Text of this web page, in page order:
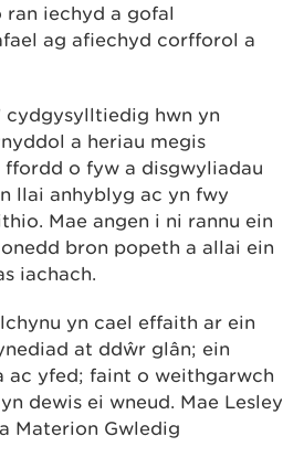
ran iechyd a gofal
ag afiechyd corfforol a
cydgysylltiedig hwn yn
a heriau megis
ffordd o fyw a disgwyliadau
llai anhyblyg ac yn fwy
Mae angen i ni rannu ein
bron popeth a allai ein
iachach.
yn cael effaith ar ein
at ddŵr glân; ein
ac yfed; faint o weithgarwch
dewis ei wneud. Mae Lesley
Materion Gwledig